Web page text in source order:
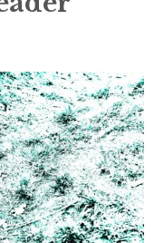
child
menu